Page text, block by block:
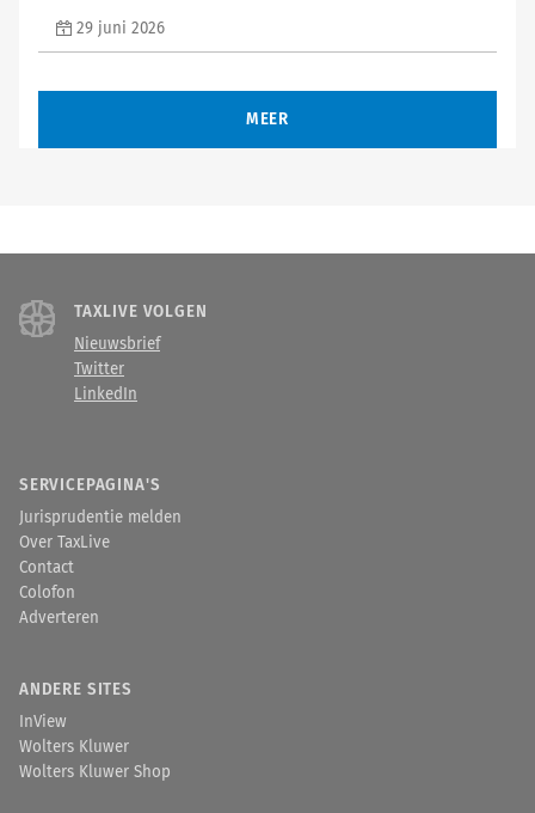
29 juni 2026
MEER
TAXLIVE VOLGEN
Nieuwsbrief
Twitter
LinkedIn
SERVICEPAGINA'S
Jurisprudentie melden
Over TaxLive
Contact
Colofon
Adverteren
ANDERE SITES
InView
Wolters Kluwer
Wolters Kluwer Shop